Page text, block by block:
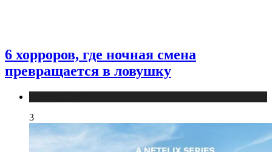
6 хорроров, где ночная смена
превращается в ловушку
3